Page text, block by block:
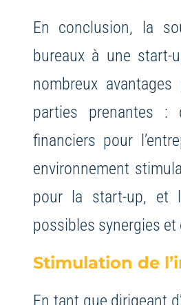
En conclusion, la
bureaux à une start-
nombreux
parties prenantes :
financiers pour
environnement
pour la start-up, et
possibles synergies
Stimulation de
En tant que dirigeant